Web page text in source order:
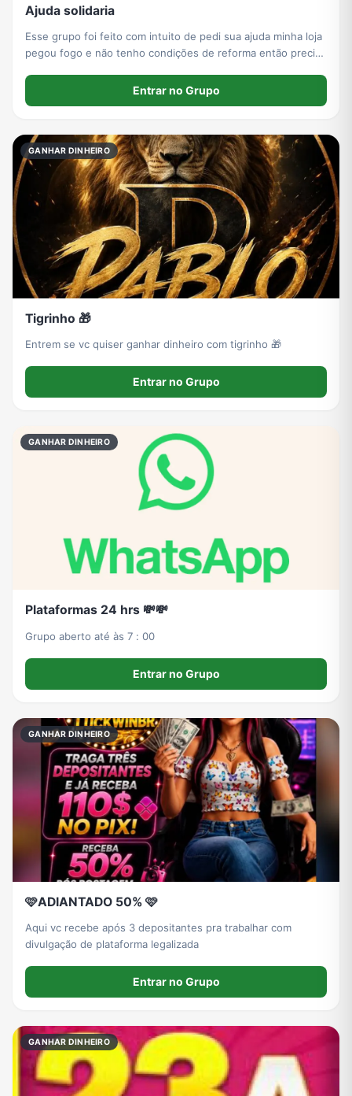
Ajuda solidaria
Esse grupo foi feito com intuito de pedi sua ajuda minha loja
pegou fogo e não tenho condições de reforma então precisa
Entrar no Grupo
GANHAR DINHEIRO
Tigrinho 🎁
Entrem se vc quiser ganhar dinheiro com tigrinho 🎁
Entrar no Grupo
GANHAR DINHEIRO
Plataformas 24 hrs 💸💸
Grupo aberto até às 7 : 00
Entrar no Grupo
GANHAR DINHEIRO
🩷ADIANTADO 50% 🩷
Aqui vc recebe após 3 depositantes pra trabalhar com
divulgação de plataforma legalizada
Entrar no Grupo
GANHAR DINHEIRO